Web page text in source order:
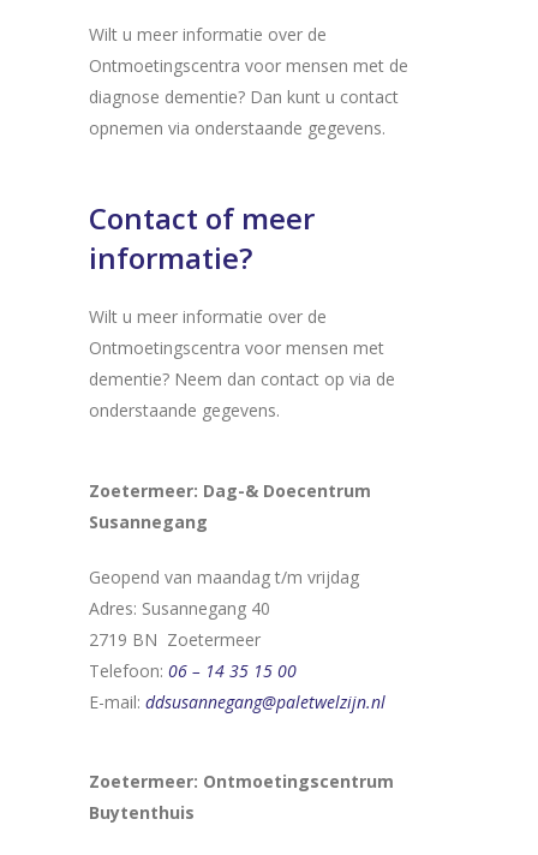
Wilt u meer informatie over de
Ontmoetingscentra voor mensen met de
diagnose dementie? Dan kunt u contact
opnemen via onderstaande gegevens.
Contact of meer
informatie?
Wilt u meer informatie over de
Ontmoetingscentra voor mensen met
dementie? Neem dan contact op via de
onderstaande gegevens.
Zoetermeer: Dag-& Doecentrum
Susannegang
Geopend van maandag t/m vrijdag
Adres: Susannegang 40
2719 BN Zoetermeer
Telefoon: 06 – 14 35 15 00
E-mail: ddsusannegang@paletwelzijn.nl
Zoetermeer: Ontmoetingscentrum
Buytenthuis